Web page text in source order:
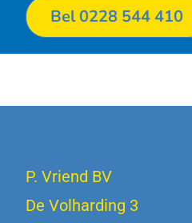
Bel 0228 544 410
P. Vriend BV
De Volharding 3